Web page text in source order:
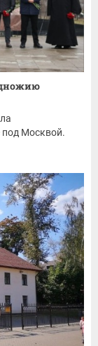
под Москвой.